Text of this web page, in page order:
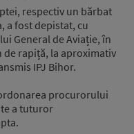
respectiv un bărbat
a fost depistat, cu
General de Aviație, în
de rapiță, la aproximativ
IPJ Bihor.
procurorului
a tuturor